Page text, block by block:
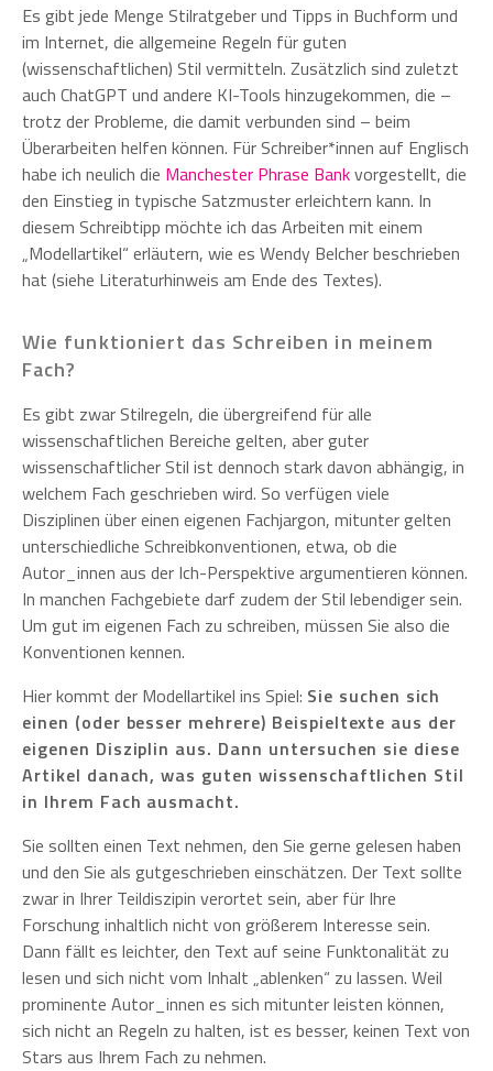
Es gibt jede Menge Stilratgeber und Tipps in Buchform und
im Internet, die allgemeine Regeln für guten
(wissenschaftlichen) Stil vermitteln. Zusätzlich sind zuletzt
auch ChatGPT und andere KI-Tools hinzugekommen, die –
trotz der Probleme, die damit verbunden sind – beim
Überarbeiten helfen können. Für Schreiber*innen auf Englisch
habe ich neulich die Manchester Phrase Bankvorgestellt, die
den Einstieg in typische Satzmuster erleichtern kann. In
diesem Schreibtipp möchte ich das Arbeiten mit einem
„Modellartikel“ erläutern, wie es Wendy Belcher beschrieben
hat (siehe Literaturhinweis am Ende des Textes).
Wie funktioniert das Schreiben in meinem
Fach?
Es gibt zwar Stilregeln, die übergreifend für alle
wissenschaftlichen Bereiche gelten, aber guter
wissenschaftlicher Stil ist dennoch stark davon abhängig, in
welchem Fach geschrieben wird. So verfügen viele
Disziplinen über einen eigenen Fachjargon, mitunter gelten
unterschiedliche Schreibkonventionen, etwa, ob die
Autor_innen aus der Ich-Perspektive argumentieren können.
In manchen Fachgebiete darf zudem der Stil lebendiger sein.
Um gut im eigenen Fach zu schreiben, müssen Sie also die
Konventionen kennen.
Hier kommt der Modellartikel ins Spiel: Sie suchen sich
einen (oder besser mehrere) Beispieltexte aus der
eigenen Disziplin aus. Dann untersuchen sie diese
Artikel danach, was guten wissenschaftlichen Stil
in Ihrem Fach ausmacht.
Sie sollten einen Text nehmen, den Sie gerne gelesen haben
und den Sie als gutgeschrieben einschätzen. Der Text sollte
zwar in Ihrer Teildiszipin verortet sein, aber für Ihre
Forschung inhaltlich nicht von größerem Interesse sein.
Dann fällt es leichter, den Text auf seine Funktonalität zu
lesen und sich nicht vom Inhalt „ablenken“ zu lassen. Weil
prominente Autor_innen es sich mitunter leisten können,
sich nicht an Regeln zu halten, ist es besser, keinen Text von
Stars aus Ihrem Fach zu nehmen.